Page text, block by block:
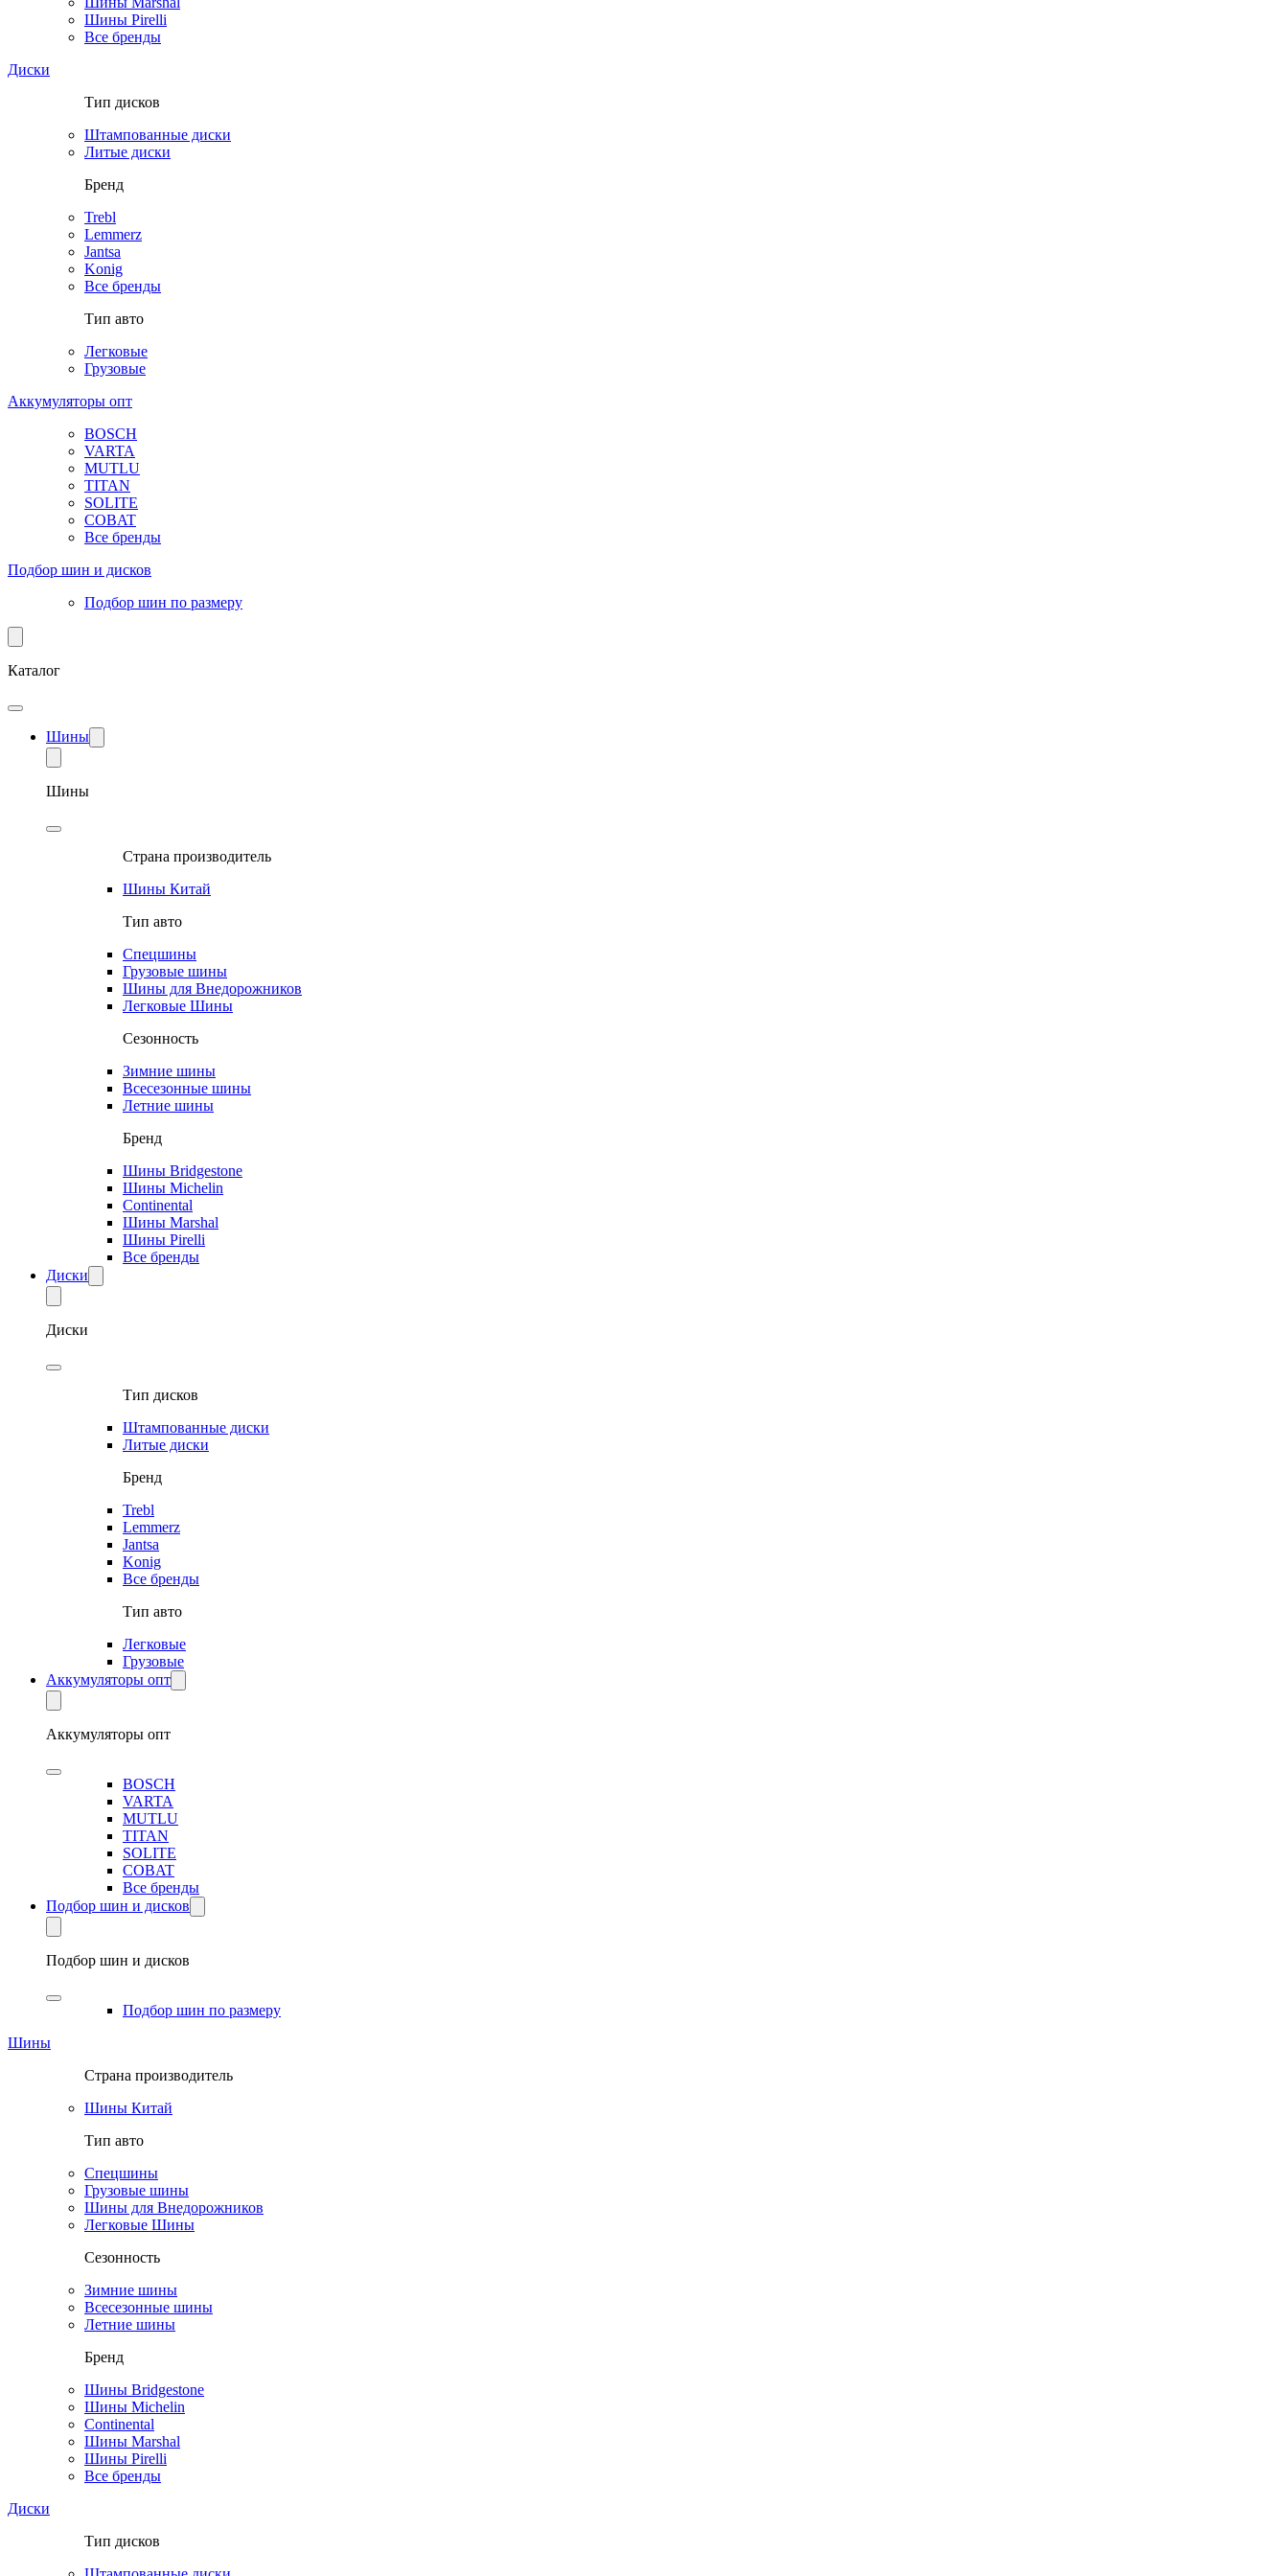
Шины Pirelli
Все бренды
Диски
Тип дисков
Штампованные диски
Литые диски
Бренд
Trebl
Lemmerz
Jantsa
Konig
Все бренды
Тип авто
Легковые
Грузовые
Аккумуляторы опт
BOSCH
VARTA
MUTLU
TITAN
SOLITE
COBAT
Все бренды
Подбор шин и дисков
Подбор шин по размеру
Каталог
Шины
Шины
Страна производитель
Шины Китай
Тип авто
Спецшины
Грузовые шины
Шины для Внедорожников
Легковые Шины
Сезонность
Зимние шины
Всесезонные шины
Летние шины
Бренд
Шины Bridgestone
Шины Michelin
Continental
Шины Marshal
Шины Pirelli
Все бренды
Диски
Диски
Тип дисков
Штампованные диски
Литые диски
Бренд
Trebl
Lemmerz
Jantsa
Konig
Все бренды
Тип авто
Легковые
Грузовые
Аккумуляторы опт
Аккумуляторы опт
BOSCH
VARTA
MUTLU
TITAN
SOLITE
COBAT
Все бренды
Подбор шин и дисков
Подбор шин и дисков
Подбор шин по размеру
Шины
Страна производитель
Шины Китай
Тип авто
Спецшины
Грузовые шины
Шины для Внедорожников
Легковые Шины
Сезонность
Зимние шины
Всесезонные шины
Летние шины
Бренд
Шины Bridgestone
Шины Michelin
Continental
Шины Marshal
Шины Pirelli
Все бренды
Диски
Тип дисков